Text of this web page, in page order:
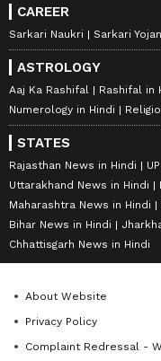
CAREER
Sarkari Naukri Sarkari
ASTROLOGY
Aaj Ka Rashifal Rashifal in
Numerology in Hindi
STATES
Rajasthan News in Hindi
Uttarakhand News in Hindi
Maharashtra News in Hindi
Bihar News in Hindi
Chhattisgarh News in Hindi
About Website
Privacy Policy
Complaint Redressal -